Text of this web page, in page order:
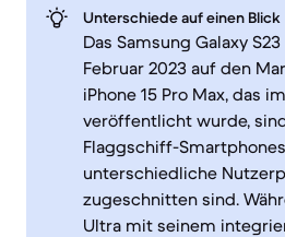
Unterschiede auf einen Blick
Das Samsung Galaxy
Februar 2023 auf den
iPhone 15 Pro Max, das
veröffentlicht wurde,
Flaggschiff-
unterschiedliche
zugeschnitten sind.
Ultra mit seinem